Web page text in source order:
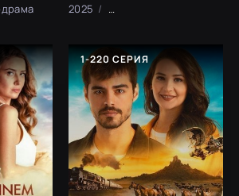
2025 мелодрама, криминал
1-220 СЕРИЯ